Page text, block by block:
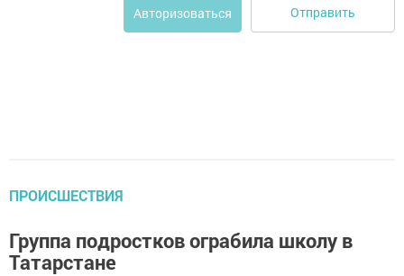
Авторизоваться Отправить
ПРОИСШЕСТВИЯ
Группа подростков ограбила школу в
Татарстане